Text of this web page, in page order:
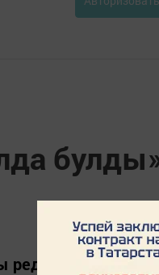
редакциясе ТР